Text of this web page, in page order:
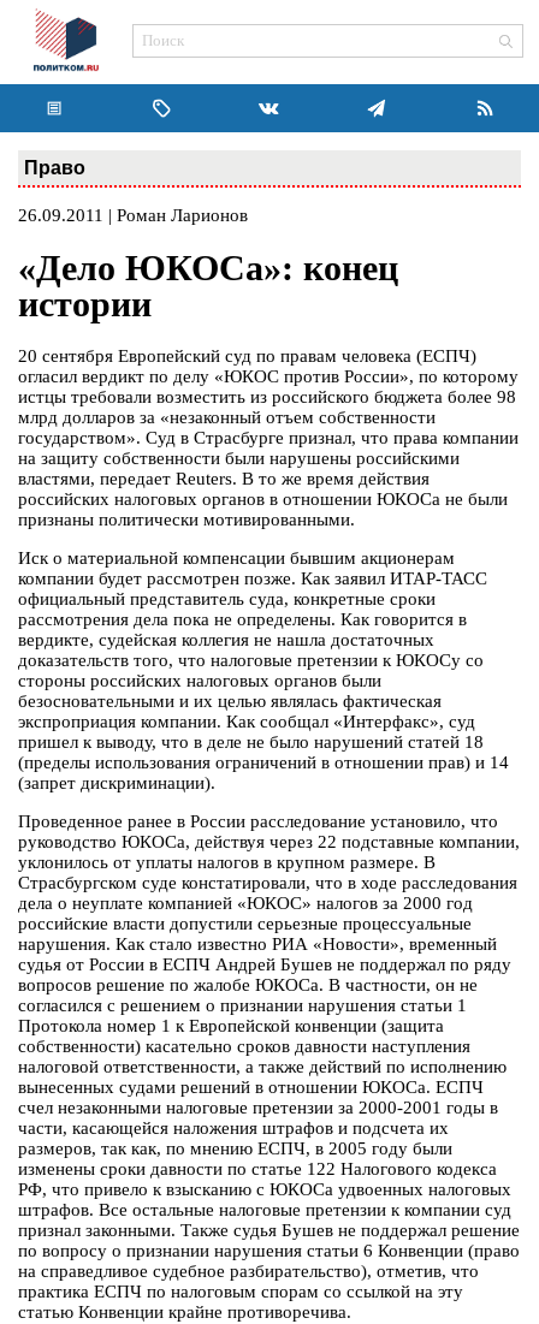
Право
26.09.2011 | Роман Ларионов
«Дело ЮКОСа»: конец
истории
20 сентября Европейский суд по правам человека (ЕСПЧ)
огласил вердикт по делу «ЮКОС против России», по которому
истцы требовали возместить из российского бюджета более 98
млрд долларов за «незаконный отъем собственности
государством». Суд в Страсбурге признал, что права компании
на защиту собственности были нарушены российскими
властями, передает Reuters. В то же время действия
российских налоговых органов в отношении ЮКОСа не были
признаны политически мотивированными.
Иск о материальной компенсации бывшим акционерам
компании будет рассмотрен позже. Как заявил ИТАР-ТАСС
официальный представитель суда, конкретные сроки
рассмотрения дела пока не определены. Как говорится в
вердикте, судейская коллегия не нашла достаточных
доказательств того, что налоговые претензии к ЮКОСу со
стороны российских налоговых органов были
безосновательными и их целью являлась фактическая
экспроприация компании. Как сообщал «Интерфакс», суд
пришел к выводу, что в деле не было нарушений статей 18
(пределы использования ограничений в отношении прав) и 14
(запрет дискриминации).
Проведенное ранее в России расследование установило, что
руководство ЮКОСа, действуя через 22 подставные компании,
уклонилось от уплаты налогов в крупном размере. В
Страсбургском суде констатировали, что в ходе расследования
дела о неуплате компанией «ЮКОС» налогов за 2000 год
российские власти допустили серьезные процессуальные
нарушения. Как стало известно РИА «Новости», временный
судья от России в ЕСПЧ Андрей Бушев не поддержал по ряду
вопросов решение по жалобе ЮКОСа. В частности, он не
согласился с решением о признании нарушения статьи 1
Протокола номер 1 к Европейской конвенции (защита
собственности) касательно сроков давности наступления
налоговой ответственности, а также действий по исполнению
вынесенных судами решений в отношении ЮКОСа. ЕСПЧ
счел незаконными налоговые претензии за 2000-2001 годы в
части, касающейся наложения штрафов и подсчета их
размеров, так как, по мнению ЕСПЧ, в 2005 году были
изменены сроки давности по статье 122 Налогового кодекса
РФ, что привело к взысканию с ЮКОСа удвоенных налоговых
штрафов. Все остальные налоговые претензии к компании суд
признал законными. Также судья Бушев не поддержал решение
по вопросу о признании нарушения статьи 6 Конвенции (право
на справедливое судебное разбирательство), отметив, что
практика ЕСПЧ по налоговым спорам со ссылкой на эту
статью Конвенции крайне противоречива.